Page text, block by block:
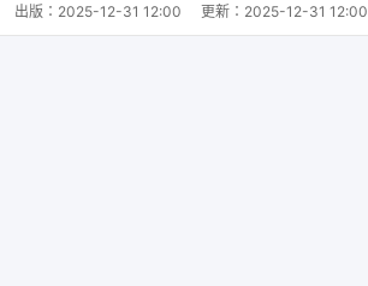
出版： 2025-12-31 12:00 更新： 2025-12-31 12:00